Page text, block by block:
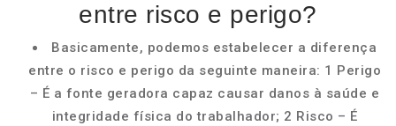
entre risco e perigo?
Basicamente, podemos estabelecer a diferença
entre o risco e perigo da seguinte maneira: 1 Perigo
– É a fonte geradora capaz causar danos à saúde e
integridade física do trabalhador; 2 Risco – É